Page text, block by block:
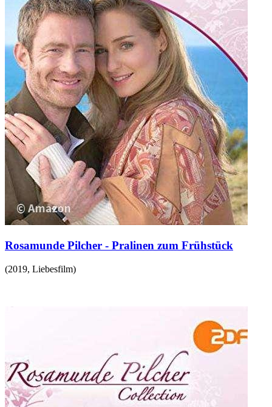
Rosamunde Pilcher - Pralinen zum Frühstück
(2019, Liebesfilm)